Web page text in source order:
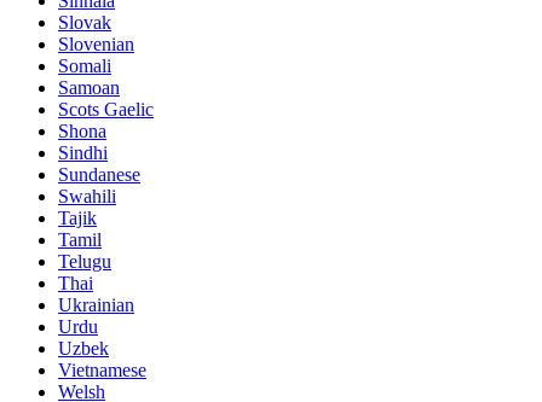
Slovak
Slovenian
Somali
Samoan
Scots Gaelic
Shona
Sindhi
Sundanese
Swahili
Tajik
Tamil
Telugu
Thai
Ukrainian
Urdu
Uzbek
Vietnamese
Welsh